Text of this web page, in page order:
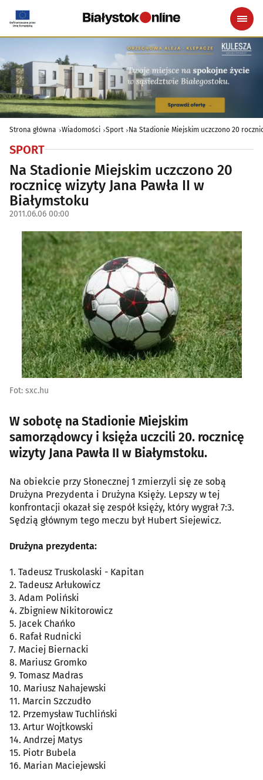
Strona główna Wiadomości Sport Na Stadionie Miejskim uczczono 20
SPORT
Na Stadionie Miejskim uczczono 20
rocznicę wizyty Jana Pawła II w
Białymstoku
2011.06.06 00:00
Fot: sxc.hu
W sobotę na Stadionie Miejskim
samorządowcy i księża uczcili 20. rocznicę
wizyty Jana Pawła II w Białymstoku.
Na obiekcie przy Słonecznej 1 zmierzyli się ze sobą
Drużyna Prezydenta i Drużyna Księży. Lepszy w tej
konfrontacji okazał się zespół księży, który wygrał 7:3.
Sędzią głównym tego meczu był Hubert Siejewicz.
Drużyna prezydenta:
1. Tadeusz Truskolaski - Kapitan
2. Tadeusz Arłukowicz
3. Adam Poliński
4. Zbigniew Nikitorowicz
5. Jacek Chańko
6. Rafał Rudnicki
7. Maciej Biernacki
8. Mariusz Gromko
9. Tomasz Madras
10. Mariusz Nahajewski
11. Marcin Szczudło
12. Przemysław Tuchliński
13. Artur Wojtkowski
14. Andrzej Matys
15. Piotr Bubela
16. Marian Maciejewski